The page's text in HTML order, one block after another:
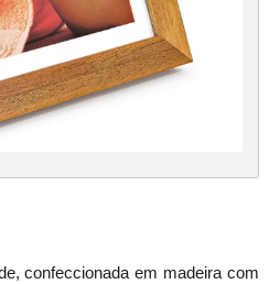
confeccionada em madeira com